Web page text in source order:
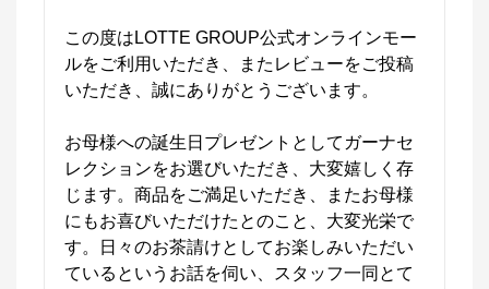
この度はLOTTE GROUP公式オンラインモー
ルをご利用いただき、またレビューをご投稿
いただき、誠にありがとうございます。
お母様への誕生日プレゼントとしてガーナセ
レクションをお選びいただき、大変嬉しく存
じます。商品をご満足いただき、またお母様
にもお喜びいただけたとのこと、大変光栄で
す。日々のお茶請けとしてお楽しみいただい
ているというお話を伺い、スタッフ一同とて